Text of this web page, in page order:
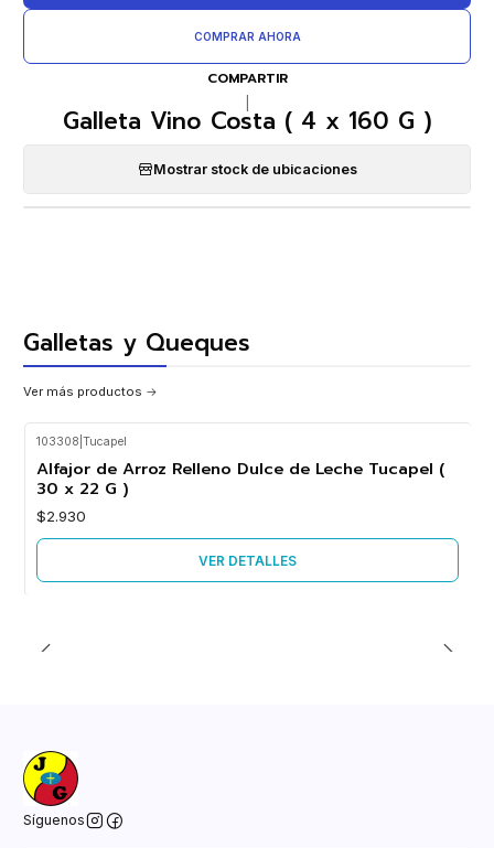
COMPRAR AHORA
COMPARTIR
Galleta Vino Costa ( 4 x 160 G )
Mostrar stock de ubicaciones
Galletas y Queques
Ver más productos
103308 Tucapel
Alfajor de Arroz Relleno Dulce de Leche Tucapel (
30 x 22 G )
$2.930
VER DETALLES
Síguenos